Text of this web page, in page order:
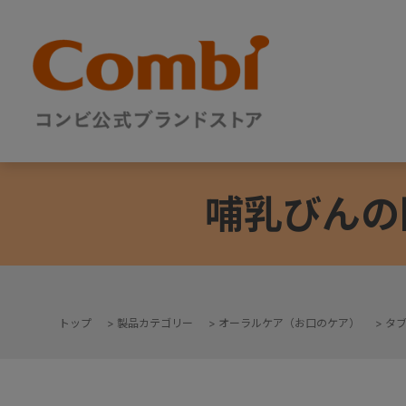
哺乳びん
トップ > 製品カテゴリー > オーラルケア（お口のケア） > タ